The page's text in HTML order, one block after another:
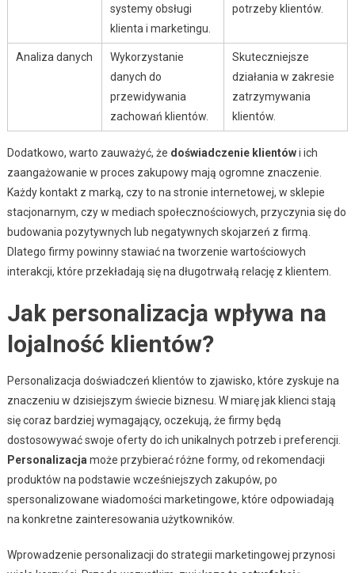
systemy obsługi
klienta i marketingu.
potrzeby klientów.
Analiza danych
Wykorzystanie
danych do
przewidywania
zachowań klientów.
Skuteczniejsze
działania w zakresie
zatrzymywania
klientów.
Dodatkowo, warto zauważyć, że doświadczenie klientówi ich
zaangażowanie w proces zakupowy mają ogromne znaczenie.
Każdy kontakt z marką, czy to na stronie internetowej, w sklepie
stacjonarnym, czy w mediach społecznościowych, przyczynia się do
budowania pozytywnych lub negatywnych skojarzeń z firmą.
Dlatego firmy powinny stawiać na tworzenie wartościowych
interakcji, które przekładają się na długotrwałą relację z klientem.
Jak personalizacja wpływa na
lojalność klientów?
Personalizacja doświadczeń klientów to zjawisko, które zyskuje na
znaczeniu w dzisiejszym świecie biznesu. W miarę jak klienci stają
się coraz bardziej wymagający, oczekują, że firmy będą
dostosowywać swoje oferty do ich unikalnych potrzeb i preferencji.
Personalizacja może przybierać różne formy, od rekomendacji
produktów na podstawie wcześniejszych zakupów, po
spersonalizowane wiadomości marketingowe, które odpowiadają
na konkretne zainteresowania użytkowników.
Wprowadzenie personalizacji do strategii marketingowej przynosi